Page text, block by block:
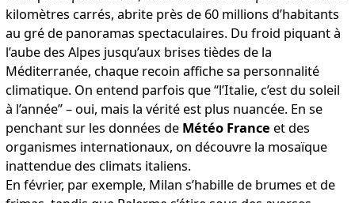
kilomètres carrés, abrite près de 60 millions d’habitants
au gré de panoramas spectaculaires. Du froid piquant à
l’aube des Alpes jusqu’aux brises tièdes de la
Méditerranée, chaque recoin affiche sa personnalité
climatique. On entend parfois que “l’Italie, c’est du soleil
à l’année” – oui, mais la vérité est plus nuancée. En se
penchant sur les données de Météo France et des
organismes internationaux, on découvre la mosaïque
inattendue des climats italiens.
En février, par exemple, Milan s’habille de brumes et de